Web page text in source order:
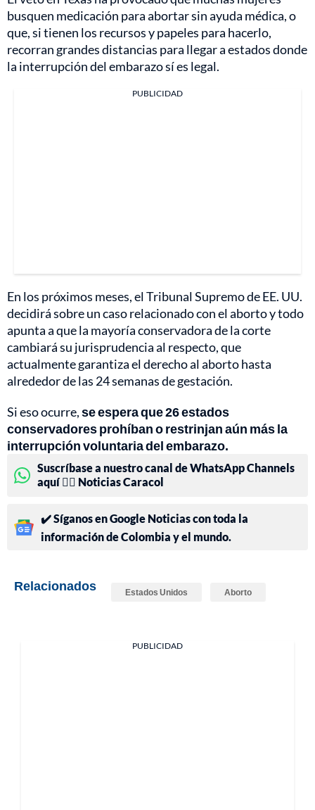
busquen medicación para abortar sin ayuda médica, o
que, si tienen los recursos y papeles para hacerlo,
recorran grandes distancias para llegar a estados donde
la interrupción del embarazo sí es legal.
PUBLICIDAD
En los próximos meses, el Tribunal Supremo de EE. UU.
decidirá sobre un caso relacionado con el aborto y todo
apunta a que la mayoría conservadora de la corte
cambiará su jurisprudencia al respecto, que
actualmente garantiza el derecho al aborto hasta
alrededor de las 24 semanas de gestación.
Si eso ocurre,se espera que 26 estados
conservadores prohíban o restrinjan aún más la
interrupción voluntaria del embarazo.
Suscríbase a nuestro canal de WhatsApp Channels
aquí 👉🏻 Noticias Caracol
✔️ Síganos en Google Noticias con toda la
información de Colombia y el mundo.
Relacionados Estados Unidos Aborto
PUBLICIDAD